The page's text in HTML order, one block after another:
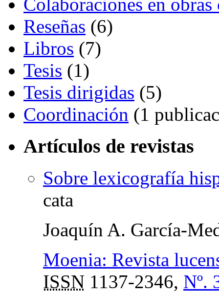
Colaboraciones en
Reseñas (6)
Libros (7)
Tesis (1)
Tesis dirigidas (5)
Coordinación (1
Artículos de revistas
Sobre lexicografía
cata
Joaquín A. García-
Moenia: Revista
ISSN 1137-2346, Nº.